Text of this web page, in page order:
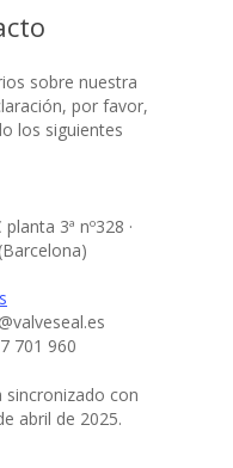
sobre nuestra
por favor,
los siguientes
3ª nº328 ·
valveseal.es
701 960
sincronizado con
abril de 2025.